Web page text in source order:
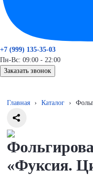
+7 (999) 135-35-03
Пн-Вс: 09:00 - 22:00
Заказать звонок
Главная › Каталог ›
«Фуксия.